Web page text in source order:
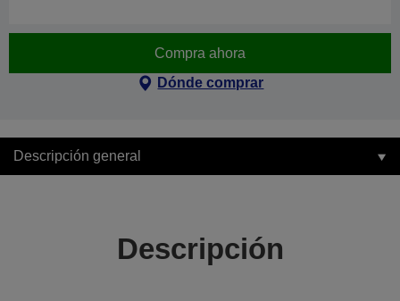
Compra ahora
Dónde comprar
Descripción general
Descripción